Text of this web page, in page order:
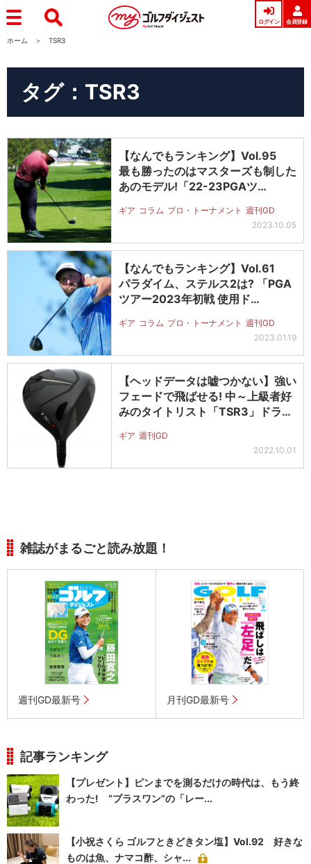
ログイン 会員登録
ホーム TSR3
タグ：TSR3
【なんでもランキング】Vol.95
最も勝ったのはマスターズも制した
あのモデル!「22-23PGAツ…
ギア コラム プロ・トーナメント 週刊GD
2023.10.05
【なんでもランキング】Vol.61
パラダイム、ステルス2は? 「PGA
ツアー2023年初戦 使用ド…
ギア コラム プロ・トーナメント 週刊GD
2023.01.19
【ヘッドデータは嘘つかない】強い
フェードで飛ばせる! 中～上級者好
みのタイトリスト「TSR3」ドラ
ギア 週刊GD
2022.10.01
雑誌がまるごと読み放題！
週刊GD最新号 月刊GD最新号
記事ランキング
【プレゼント】ピンまでを測るだけの時代は、もう終
わった! “プラスワン”の「レー...
【小祝さくら ゴルフときどきタン塩】Vol.92 好きな
ものは魚、ナマコ酢、シャ...